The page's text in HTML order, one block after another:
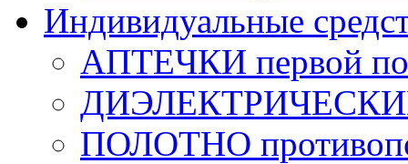
Индивидуальные
АПТЕЧКИ первой
ДИЭЛЕКТРИЧЕСКИЕ
ПОЛОТНО